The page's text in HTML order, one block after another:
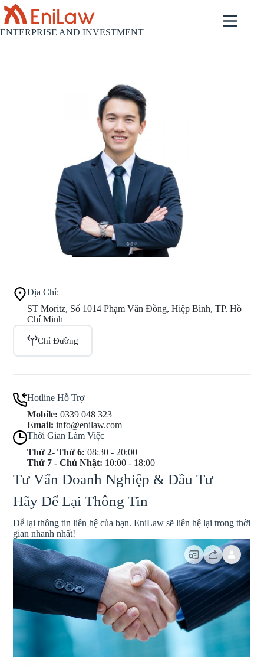
ENTERPRISE AND INVESTMENT
Địa Chỉ:
ST Moritz, Số 1014 Phạm Văn Đồng, Hiệp Bình, TP. Hồ
Chí Minh
Chỉ Đường
Hotline Hỗ Trợ
Mobile: 0339 048 323
Email: info@enilaw.com
Thời Gian Làm Việc
Thứ 2- Thứ 6: 08:30 - 20:00
Thứ 7 - Chủ Nhật: 10:00 - 18:00
Tư Vấn Doanh Nghiệp & Đầu Tư
Hãy Để Lại Thông Tin
Để lại thông tin liên hệ của bạn. EniLaw sẽ liên hệ lại trong thời
gian nhanh nhất!